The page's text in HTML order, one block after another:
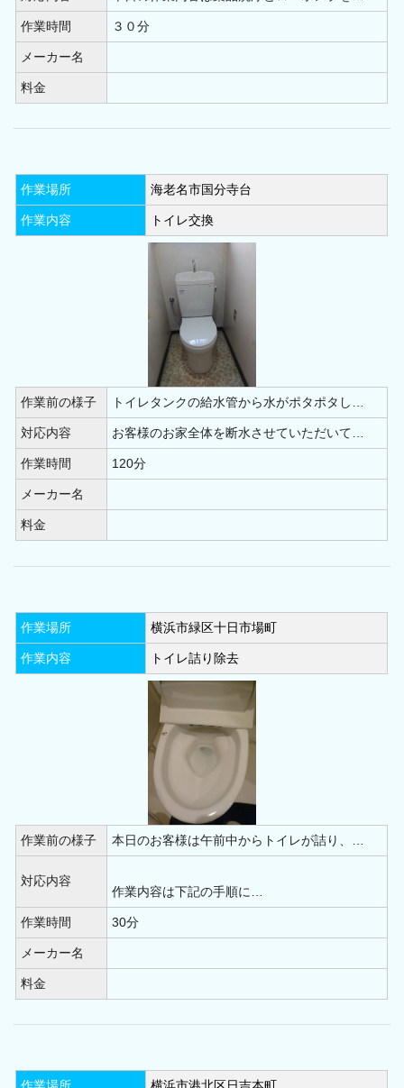
作業時間 ３０分
メーカー名
料金
作業場所 海老名市国分寺台
作業内容 トイレ交換
作業前の様子 トイレタンクの給水管から水がポタポタし…
対応内容 お客様のお家全体を断水させていただいて…
作業時間 120分
メーカー名
料金
作業場所 横浜市緑区十日市場町
作業内容 トイレ詰り除去
作業前の様子 本日のお客様は午前中からトイレが詰り、…
対応内容
作業内容は下記の手順に…
作業時間 30分
メーカー名
料金